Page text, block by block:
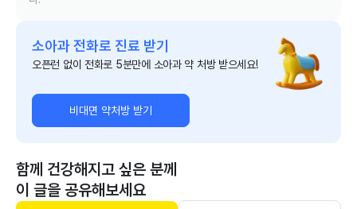
소아과 전화로 진료 받기
오픈런 없이 전화로 5분만에 소아과 약 처방 받으세요!
비대면 약처방 받기
함께 건강해지고 싶은 분께
이 글을 공유해보세요